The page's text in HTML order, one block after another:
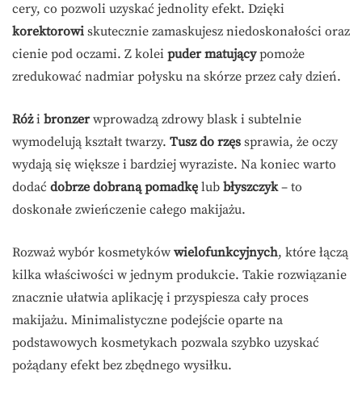
cery, co pozwoli uzyskać jednolity efekt. Dzięki
korektorowi skutecznie zamaskujesz niedoskonałości oraz
cienie pod oczami. Z kolei puder matującypomoże
zredukować nadmiar połysku na skórze przez cały dzień.
Różi bronzerwprowadzą zdrowy blask i subtelnie
wymodelują kształt twarzy. Tusz do rzęs sprawia, że oczy
wydają się większe i bardziej wyraziste. Na koniec warto
dodać dobrze dobraną pomadkę lub błyszczyk– to
doskonałe zwieńczenie całego makijażu.
Rozważ wybór kosmetyków wielofunkcyjnych, które łączą
kilka właściwości w jednym produkcie. Takie rozwiązanie
znacznie ułatwia aplikację i przyspiesza cały proces
makijażu. Minimalistyczne podejście oparte na
podstawowych kosmetykach pozwala szybko uzyskać
pożądany efekt bez zbędnego wysiłku.